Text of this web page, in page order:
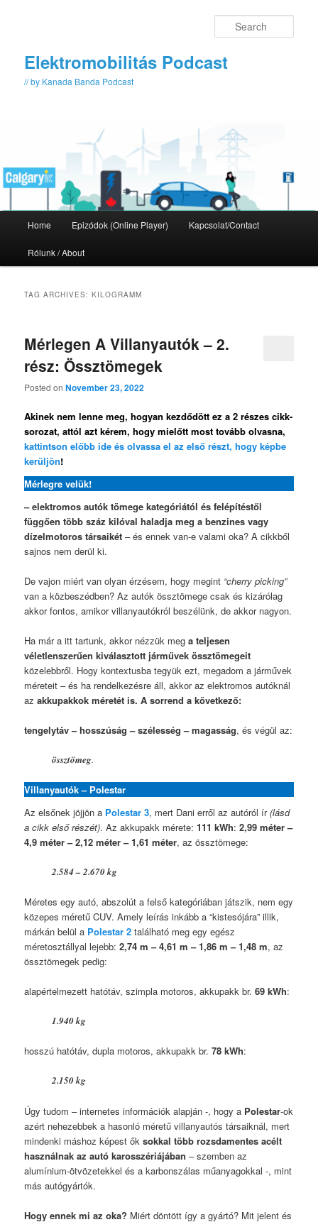
Elektromobilitás Podcast
// by Kanada Banda Podcast
Home Epizódok (Online Player) Kapcsolat/Contact
Rólunk / About
TAG ARCHIVES:KILOGRAMM
Mérlegen A Villanyautók – 2.
rész: Össztömegek
Posted onNovember 23, 2022
Akinek nem lenne meg, hogyan kezdődött ez a 2 részes cikk-
sorozat, attól azt kérem, hogy mielőtt most tovább olvasna,
kattintson előbb ide és olvassa el az első részt, hogy képbe
kerüljön!
Mérlegre velük!
– elektromos autók tömege kategóriától és felépítéstől
függően több száz kilóval haladja meg a benzines vagy
dízelmotoros társaikét– és ennek van-e valami oka? A cikkből
sajnos nem derül ki.
De vajon miért van olyan érzésem, hogy megint “cherry picking”
van a közbeszédben? Az autók össztömege csak és kizárólag
akkor fontos, amikor villanyautókról beszélünk, de akkor nagyon.
Ha már a itt tartunk, akkor nézzük mega teljesen
véletlenszerűen kiválasztott járművek össztömegeit
közelebbről. Hogy kontextusba tegyük ezt, megadom a járművek
méreteit – és ha rendelkezésre áll, akkor az elektromos autóknál
azakkupakkok méretét is. A sorrend a következő:
tengelytáv – hosszúság – szélesség – magasság, és végül az:
össztömeg.
Villanyautók – Polestar
Az elsőnek jöjjön a Polestar 3, mert Dani erről az autóról ír(lásd
a cikk első részét). Az akkupakk mérete:111 kWh:2,99 méter –
4,9 méter – 2,12 méter – 1,61 méter, az össztömege:
2.584 – 2.670 kg
Méretes egy autó, abszolút a felső kategóriában játszik, nem egy
közepes méretű CUV. Amely leírás inkább a “kistesójára” illik,
márkán belül a Polestar 2 található meg egy egész
méretosztállyal lejebb:2,74 m – 4,61 m – 1,86 m – 1,48 m, az
össztömegek pedig:
alapértelmezett hatótáv, szimpla motoros, akkupakk br.69 kWh:
1.940 kg
hosszú hatótáv, dupla motoros, akkupakk br.78 kWh:
2.150 kg
Úgy tudom – internetes információk alapján -, hogy a Polestar-ok
azért nehezebbek a hasonló méretű villanyautós társaiknál, mert
mindenki máshoz képest őksokkal több rozsdamentes acélt
használnak az autó karosszériájában – szemben az
alumínium-ötvözetekkel és a karbonszálas műanyagokkal -, mint
más autógyártók.
Hogy ennek mi az oka? Miért döntött így a gyártó? Mit jelent és